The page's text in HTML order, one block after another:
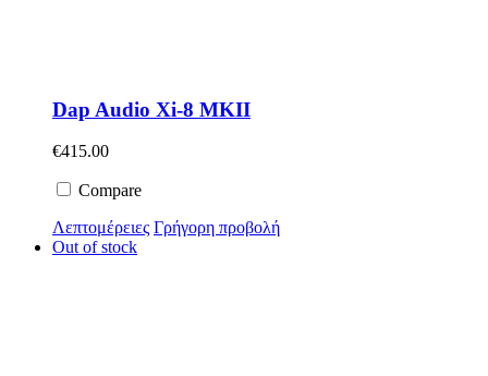
Dap Audio Xi-8 MKII
€415.00
Compare
Λεπτομέρειες Γρήγορη προβολή
Out of stock